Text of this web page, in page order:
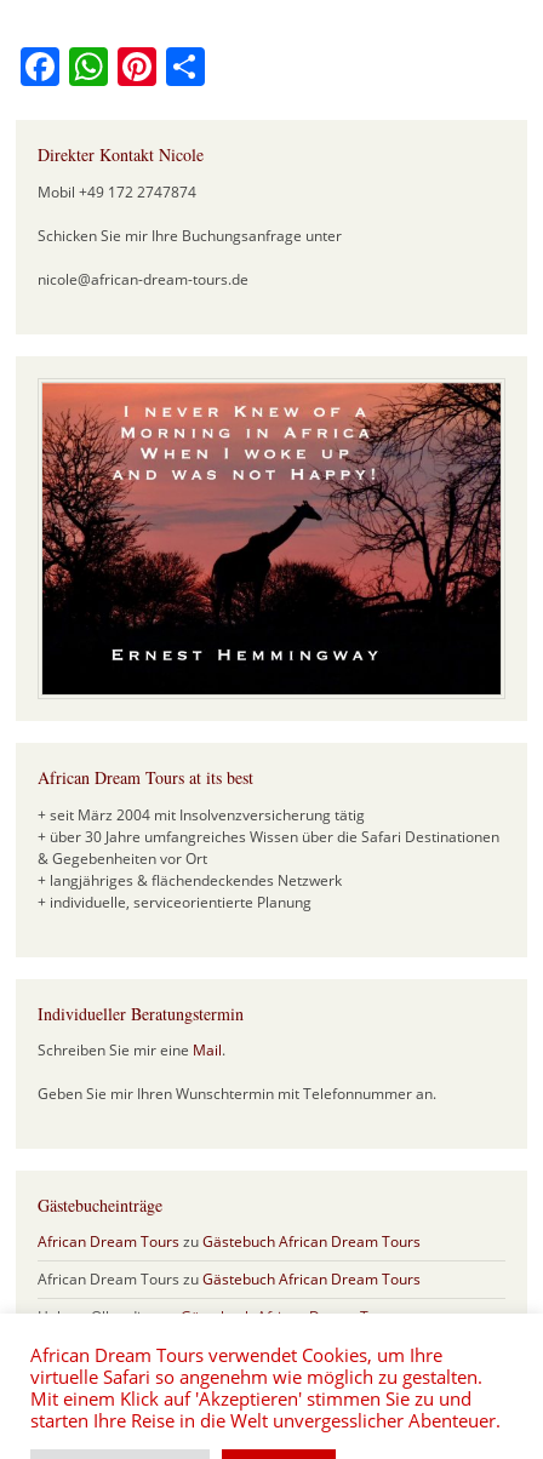
Facebook
WhatsApp
Pinterest
Teilen
Direkter Kontakt Nicole
Mobil +49 172 2747874
Schicken Sie mir Ihre Buchungsanfrage unter
nicole@african-dream-tours.de
African Dream Tours at its best
+ seit März 2004 mit Insolvenzversicherung tätig
+ über 30 Jahre umfangreiches Wissen über die Safari Destinationen
& Gegebenheiten vor Ort
+ langjähriges & flächendeckendes Netzwerk
+ individuelle, serviceorientierte Planung
Individueller Beratungstermin
Schreiben Sie mir eine Mail.
Geben Sie mir Ihren Wunschtermin mit Telefonnummer an.
Gästebucheinträge
African Dream TourszuGästebuch African Dream Tours
African Dream Tours zuGästebuch African Dream Tours
Helmut OlberdingzuGästebuch African Dream Tours
Sabine & FrankzuGästebuch African Dream Tours
Eva und Hartmut SchönfeldzuSafari Jubiläum mit 17 Jahren African
Dream Tours
African Dream Tours verwendet Cookies, um Ihre
virtuelle Safari so angenehm wie möglich zu gestalten.
Mit einem Klick auf 'Akzeptieren' stimmen Sie zu und
starten Ihre Reise in die Welt unvergesslicher Abenteuer.